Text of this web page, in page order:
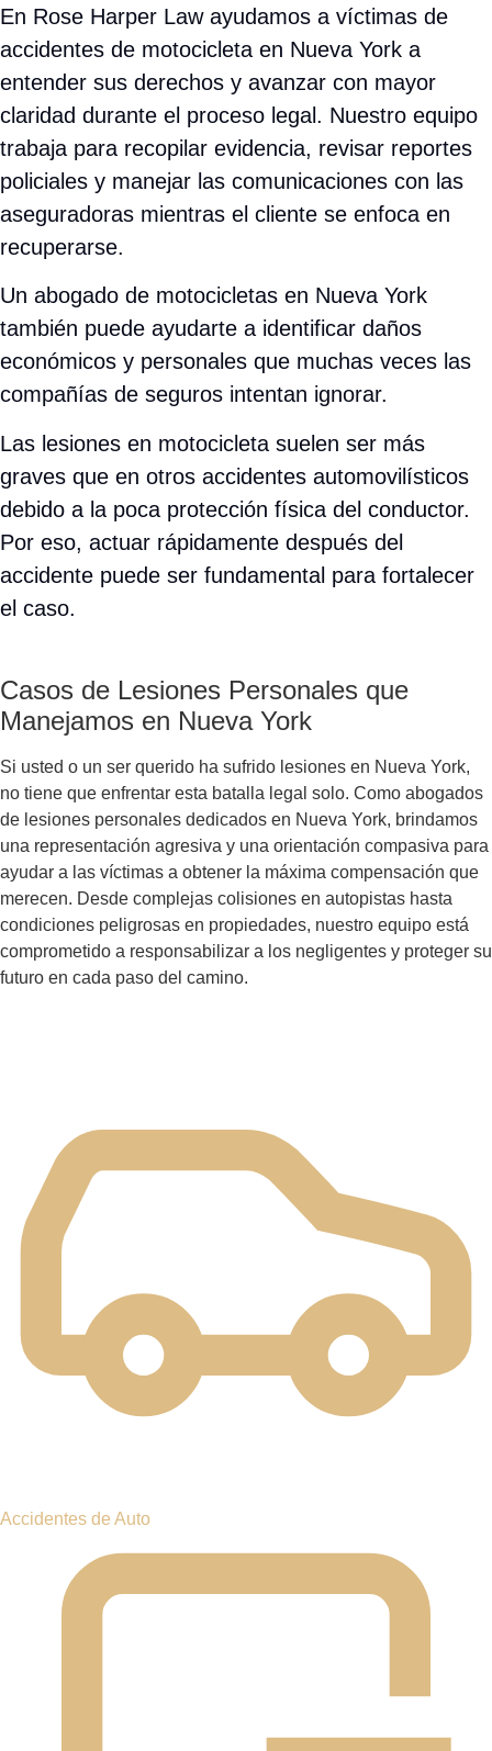
En Rose Harper Law ayudamos a víctimas de
accidentes de motocicleta en Nueva York a
entender sus derechos y avanzar con mayor
claridad durante el proceso legal. Nuestro equipo
trabaja para recopilar evidencia, revisar reportes
policiales y manejar las comunicaciones con las
aseguradoras mientras el cliente se enfoca en
recuperarse.
Un abogado de motocicletas en Nueva York
también puede ayudarte a identificar daños
económicos y personales que muchas veces las
compañías de seguros intentan ignorar.
Las lesiones en motocicleta suelen ser más
graves que en otros accidentes automovilísticos
debido a la poca protección física del conductor.
Por eso, actuar rápidamente después del
accidente puede ser fundamental para fortalecer
el caso.
Casos de Lesiones Personales
que Manejamos en Nueva York
Si usted o un ser querido ha sufrido lesiones en Nueva
York, no tiene que enfrentar esta batalla legal solo. Como
abogados de lesiones personales dedicados en Nueva
York, brindamos una representación agresiva y una
orientación compasiva para ayudar a las víctimas a
proteger su futuro en cada paso del camino.
ACCIDENTES DE AUTO